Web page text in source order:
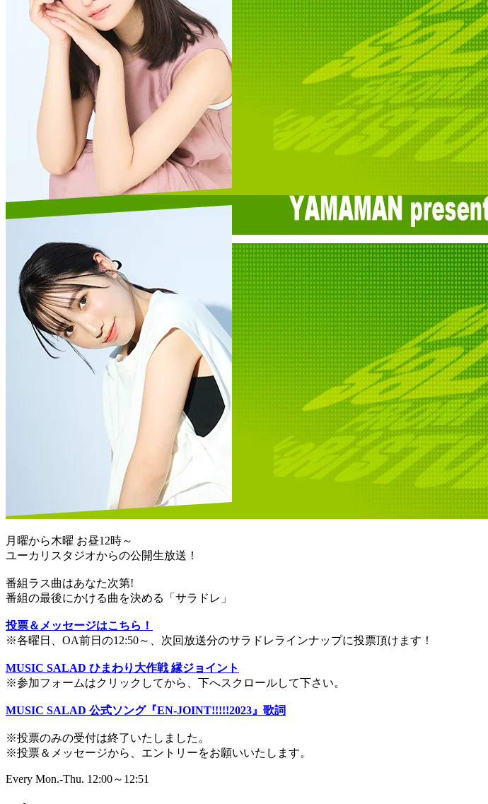
月曜から木曜 お昼12時～
ユーカリスタジオからの公開生放送！
番組ラス曲はあなた次第!
番組の最後にかける曲を決める「サラドレ」
投票＆メッセージはこちら！
※各曜日、OA前日の12:50～、次回放送分のサラドレラインナップに投票頂けます！
MUSIC SALAD ひまわり大作戦 縁ジョイント
※参加フォームはクリックしてから、下へスクロールして下さい。
MUSIC SALAD 公式ソング『EN-JOINT!!!!!2023』歌詞
※投票のみの受付は終了いたしました。
※投票＆メッセージから、エントリーをお願いいたします。
Every Mon.-Thu. 12:00～12:51